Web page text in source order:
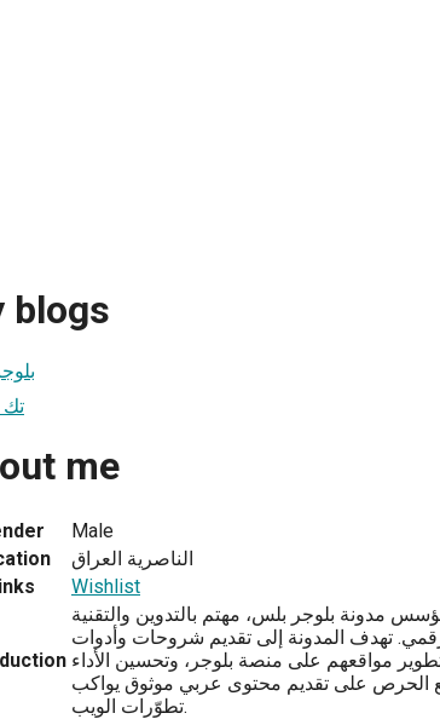
blogs
MDW تك
me
Male
الناصرية العراق
Wishlist
مدونة بلوجر بلس، مهتم بالتدوين والتقنية
تهدف المدونة إلى تقديم شروحات وأدوات
مواقعهم على منصة بلوجر، وتحسين الأداء
الحرص على تقديم محتوى عربي موثوق يواكب
تطوّرات الويب.